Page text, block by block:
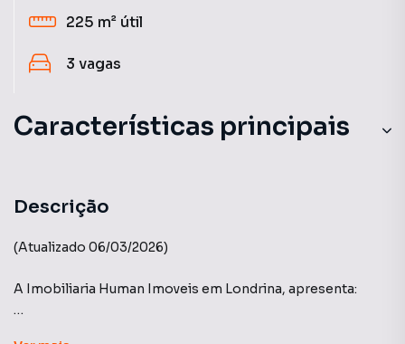
225 m² útil
3 vagas
Características principais
Descrição
(Atualizado 06/03/2026)
A Imobiliaria Human Imoveis em Londrina, apresenta: